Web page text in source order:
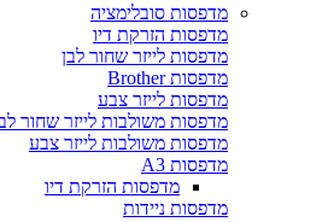
מדפסות סובלימציה
מדפסות הזרקת דיו
מדפסות לייזר שחור לבן
מדפסות Brother
מדפסות לייזר צבע
מדפסות משולבות לייזר שחור
מדפסות משולבות לייזר צבע
מדפסות A3
מדפסות הזרקת דיו
מדפסות ניידות